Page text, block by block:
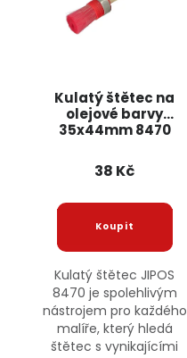
Kulatý štětec na
olejové barvy
35x44mm 8470
38 Kč
Kulatý štětec JIPOS
8470 je spolehlivým
nástrojem pro každého
malíře, který hledá
štětec s vynikajícími